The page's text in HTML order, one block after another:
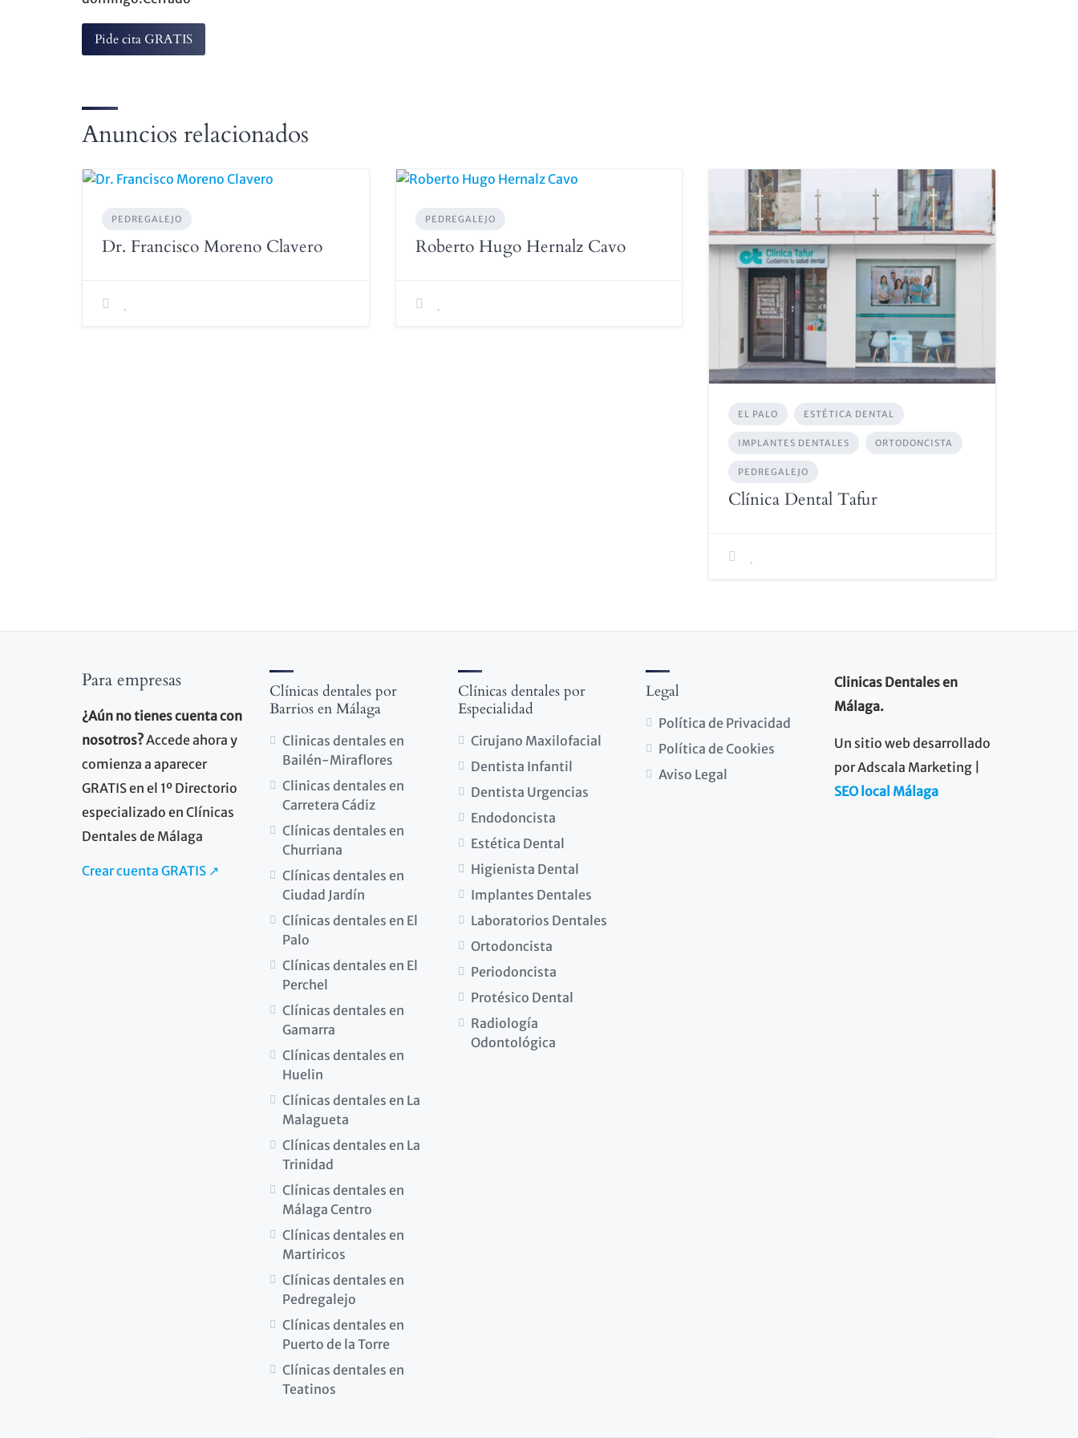
Pide cita GRATIS
Anuncios relacionados
PEDREGALEJO
Dr. Francisco Moreno Clavero
PEDREGALEJO
Roberto Hugo Hernalz Cavo
EL PALO ESTÉTICA DENTAL
IMPLANTES DENTALES ORTODONCISTA
PEDREGALEJO
Clínica Dental Tafur
Para empresas
¿Aún no tienes cuenta con
nosotros?Accede ahora y
comienza a aparecer
GRATIS en el 1º Directorio
especializado en Clínicas
Dentales de Málaga
Crear cuenta GRATIS ↗
Clínicas dentales por
Barrios en Málaga
Clinicas dentales en
Bailén-Miraflores
Clinicas dentales en
Carretera Cádiz
Clínicas dentales en
Churriana
Clínicas dentales en
Ciudad Jardín
Clínicas dentales en El
Palo
Clínicas dentales en El
Perchel
Clínicas dentales en
Gamarra
Clínicas dentales en
Huelin
Clínicas dentales en La
Malagueta
Clínicas dentales en La
Trinidad
Clínicas dentales en
Málaga Centro
Clínicas dentales en
Martiricos
Clínicas dentales en
Pedregalejo
Clínicas dentales en
Puerto de la Torre
Clínicas dentales en
Teatinos
Clínicas dentales por
Especialidad
Cirujano Maxilofacial
Dentista Infantil
Dentista Urgencias
Endodoncista
Estética Dental
Higienista Dental
Implantes Dentales
Laboratorios Dentales
Ortodoncista
Periodoncista
Protésico Dental
Radiología
Odontológica
Legal
Política de Privacidad
Política de Cookies
Aviso Legal
Clinicas Dentales en
Málaga.
Un sitio web desarrollado
por Adscala Marketing |
SEO local Málaga